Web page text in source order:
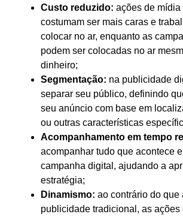
Custo reduzido: ações de mídia
costumam ser mais caras e
colocar no ar, enquanto as
podem ser colocadas no ar
dinheiro;
Segmentação: na publicidade
separar seu público, definindo
seu anúncio com base em
ou outras características
Acompanhamento em tempo
acompanhar tudo que acontece
campanha digital, ajudando a
estratégia;
Dinamismo: ao contrário do que
publicidade tradicional, as ações